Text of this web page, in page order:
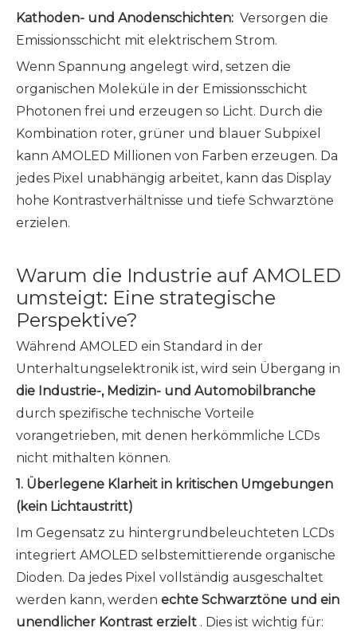
Kathoden- und Anodenschichten: Versorgen die
Emissionsschicht mit elektrischem Strom.
Wenn Spannung angelegt wird, setzen die
organischen Moleküle in der Emissionsschicht
Photonen frei und erzeugen so Licht. Durch die
Kombination roter, grüner und blauer Subpixel
kann AMOLED Millionen von Farben erzeugen. Da
jedes Pixel unabhängig arbeitet, kann das Display
hohe Kontrastverhältnisse und tiefe Schwarztöne
erzielen.
Warum die Industrie auf AMOLED
umsteigt: Eine strategische
Perspektive?
Während AMOLED ein Standard in der
Unterhaltungselektronik ist, wird sein Übergang in
die Industrie-, Medizin- und Automobilbranche
durch spezifische technische Vorteile
vorangetrieben, mit denen herkömmliche LCDs
nicht mithalten können.
1. Überlegene Klarheit in kritischen Umgebungen
(kein Lichtaustritt)
Im Gegensatz zu hintergrundbeleuchteten LCDs
integriert AMOLED selbstemittierende organische
Dioden. Da jedes Pixel vollständig ausgeschaltet
werden kann, werden echte Schwarztöne und ein
unendlicher Kontrast erzielt . Dies ist wichtig für: